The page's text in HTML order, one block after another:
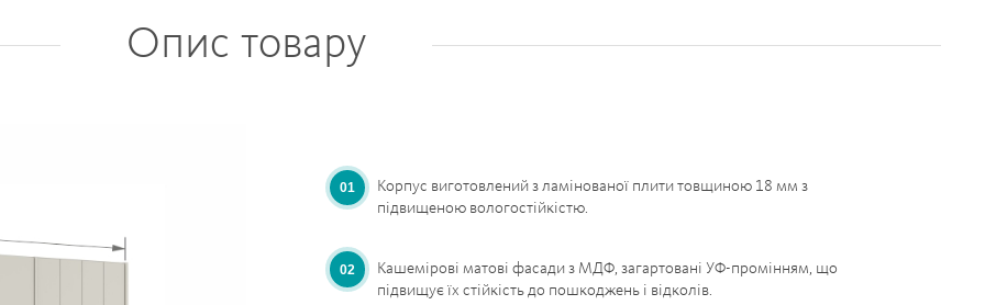
Опис товару
Корпус виготовлений з ламінованої плити товщиною 18 мм з
підвищеною вологостійкістю.
Кашемірові матові фасади з МДФ, загартовані УФ-промінням, що
підвищує їх стійкість до пошкоджень і відколів.